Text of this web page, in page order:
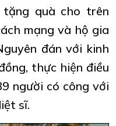
quà cho trên
mạng và hộ gia
đán với kinh
thực hiện điều
người có công với
sĩ.